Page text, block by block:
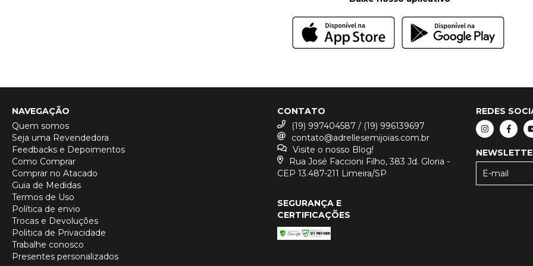
NAVEGAÇÃO
Quem somos
Seja uma Revendedora
Feedbacks e Depoimentos
Como Comprar
Comprar no Atacado
Guia de Medidas
Termos de Uso
Política de envio
Trocas e Devoluções
Politica de Privacidade
Trabalhe conosco
Presentes personalizados
CONTATO
(19) 997404587 / (19) 996139697
contato@adrellesemijoias.com.br
Visite o nosso Blog!
Rua José Faccioni Filho, 383 Jd. Gloria -
CEP 13.487-211 Limeira/SP
REDES
SEGURANÇA E
CERTIFICAÇÕES